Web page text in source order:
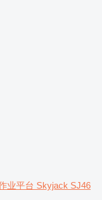
业平台 Skyjack SJ46